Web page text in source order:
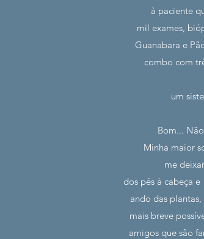
à paciente
mil exames,
Guanabara e
combo com
um
Bom...
Minha maior
me
dos pés à cabeça
ando das
mais breve
amigos que são